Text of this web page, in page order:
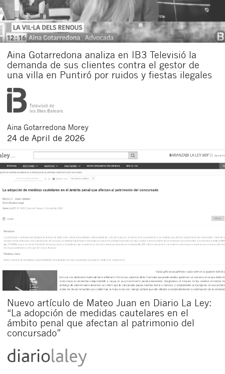
Aina Gotarredona analiza en IB3 Televisió la
demanda de sus clientes contra el gestor de
una villa en Puntiró por ruidos y fiestas ilegales
Aina Gotarredona Morey
24 de April de 2026
Nuevo artículo de Mateo Juan en Diario La Ley:
“La adopción de medidas cautelares en el
ámbito penal que afectan al patrimonio del
concursado”